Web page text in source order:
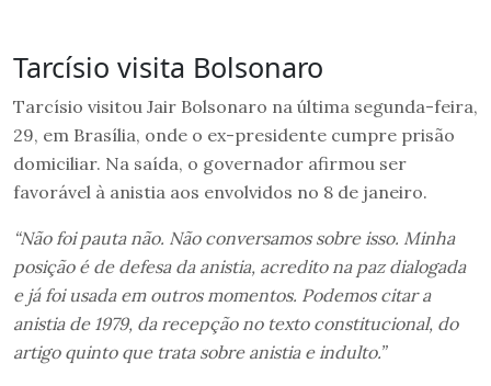
Tarcísio visita Bolsonaro
Tarcísio visitou Jair Bolsonaro na última segunda-feira,
29, em Brasília, onde o ex-presidente cumpre prisão
domiciliar. Na saída, o governador afirmou ser
favorável à anistia aos envolvidos no 8 de janeiro.
“Não foi pauta não. Não conversamos sobre isso. Minha
posição é de defesa da anistia, acredito na paz dialogada
e já foi usada em outros momentos. Podemos citar a
anistia de 1979, da recepção no texto constitucional, do
artigo quinto que trata sobre anistia e indulto.”